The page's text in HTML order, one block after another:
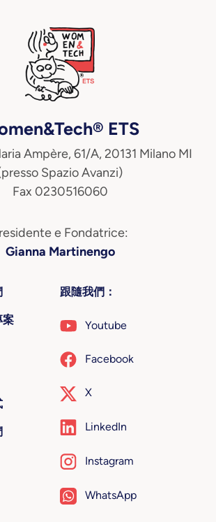
ETS
Ampère, 61/A, 20131 Milano MI
Spazio Avanzi)
Fax 0230516060
e Fondatrice:
Gianna Martinengo
案
跟隨我們：
Youtube
Facebook
X
LinkedIn
Instagram
WhatsApp